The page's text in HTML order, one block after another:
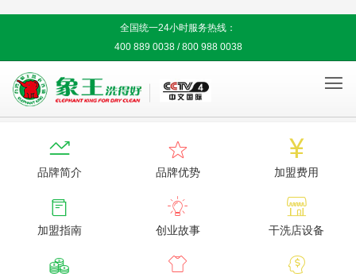
全国统一24小时服务热线：
400 889 0038 / 800 988 0038


品牌简介

品牌优势

加盟费用

加盟指南

创业故事

干洗店设备
  